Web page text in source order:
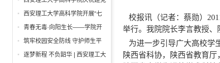
校报讯（记者：蔡勋）
举行。我院院长李言教授
为进一步引导广大高校学
陕西省科协，陕西省教育
校园安全工作
105周年暨“七一”表彰大会圆满
举行
西安理工大学高科学院开展“七
一”前夕走访慰问困难学生党员
活动
青春无毒·向阳生长——学院开
展“6・26”国际禁毒日沉浸式主
题宣教活动
筑牢校园安全防线 守护师生平
安校园 ——西安理工大学高科
逐梦新程 不负韶华 | 西安理工大